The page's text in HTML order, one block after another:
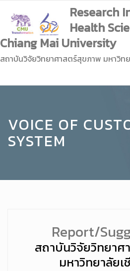
Research
Health
Chiang Mai University
สถาบันวิจัยวิทยาศาสตร์สุขภาพ มหาวิท
VOICE OF
SYSTEM
Report/
สถาบันวิจัยวิทยาศ
มหาวิทยาลัยเ